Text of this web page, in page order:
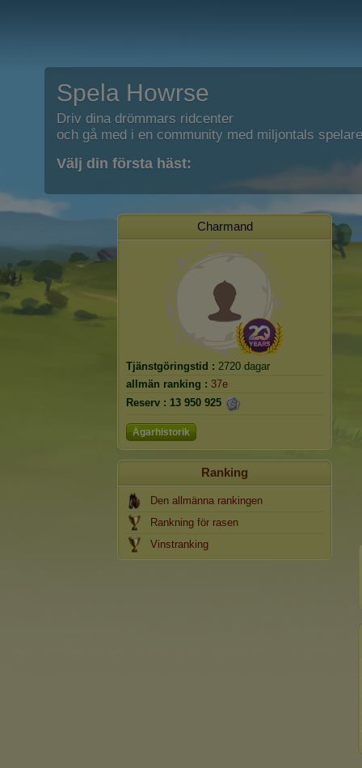
Spela Howrse
Driv dina drömmars ridcenter
och gå med i en community med miljontals
Välj din första häst:
Charmand
Tjänstgöringstid : 2720 dagar
allmän ranking : 37e
Reserv : 13 950 925
Ägarhistorik
Ranking
Den allmänna rankingen
Rankning för rasen
Vinstranking